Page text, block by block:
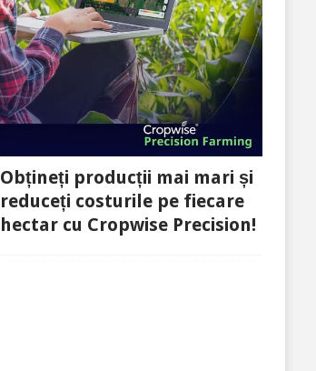
Obțineți producții mai mari și
reduceți costurile pe fiecare
hectar cu Cropwise Precision!